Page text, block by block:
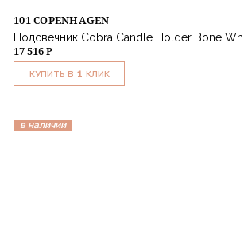
101 COPENHAGEN
Подсвечник Cobra Candle Holder Bone
17 516 ₽
КУПИТЬ В 1 КЛИК
в наличии